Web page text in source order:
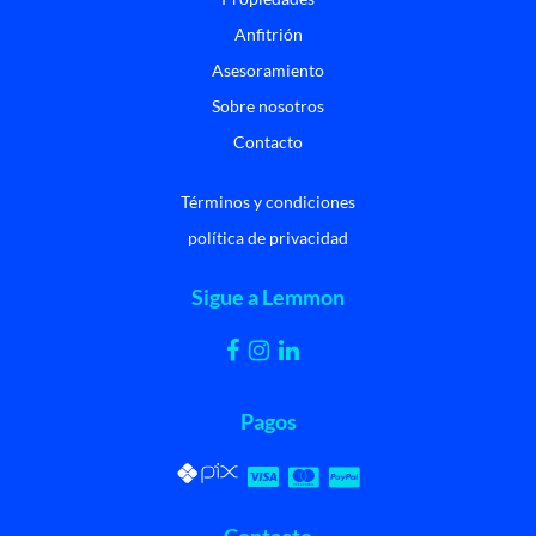
Anfitrión
Asesoramiento
Sobre nosotros
Contacto
Términos y condiciones
política de privacidad
Sigue a Lemmon
Pagos